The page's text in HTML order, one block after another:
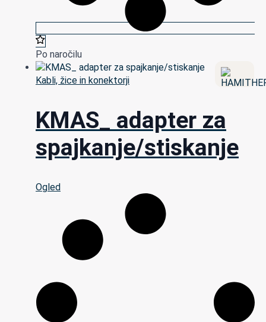
Po naročilu
Kabli, žice in konektorji
KMAS_ adapter za
spajkanje/stiskanje
Ogled